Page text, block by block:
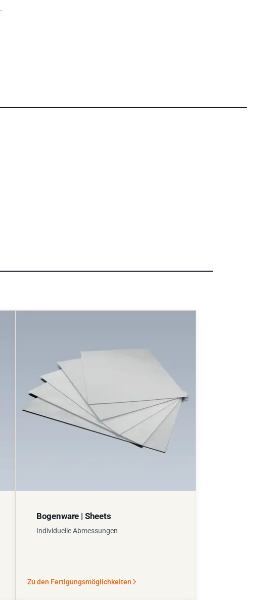
Bogenware | Sheets
Individuelle Abmessungen
Zu den Fertigungsmöglichkeiten